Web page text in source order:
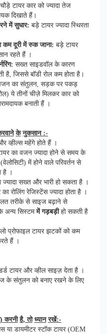
चौड़े टायर कार को ज्यादा तेज
दिखाते हैं।
में सुधार: बड़े टायर ज्यादा स्थिरता
कम दूरी में रुक जाना: बड़े टायर
रहते हैं ।
: सख्त साइडवॉल के कारण
है, जिससे बॉडी रोल कम होता है।
का संतुलन, सड़क पर पकड़
ये तीनों चीज़े मिलकर कार को
बनाती हैं ।
के नुकसान:-
व्हील्स महेंगे होते हैं ।
का वजन ज्यादा होने से समय के
में होने वाले परिवर्तन से
है ।
ज्यादा सख्त और भारी हो सकता है ।
रोलिंग रेजिस्टेंस ज्यादा होता है ।
तरीके से साइज बढ़ाने से
के अन्य सिस्टममें गड़बड़ीहो सकती है
लो प्रोफाइल टायर झटकों को कम
हैं ।
टायर और व्हील साइज़ देता है ।
के संतुलन को बनाए रखने के लिए
)करनी है,तो ध्यान रखें:-
या डायमीटर स्टॉक टायर (OEM